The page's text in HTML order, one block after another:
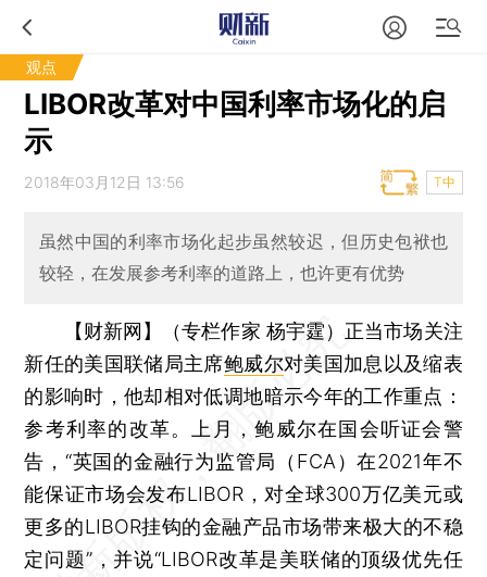
观点
LIBOR改革对中国利率市场化的启
示
2018年03月12日 13:56 T中
虽然中国的利率市场化起步虽然较迟，但历史包袱也
较轻，在发展参考利率的道路上，也许更有优势
【财新网】（专栏作家 杨宇霆） 正当市场关注
新任的美国联储局主席鲍威尔对美国加息以及缩表
的影响时，他却相对低调地暗示今年的工作重点：
参考利率的改革。上月，鲍威尔在国会听证会警
告，“英国的金融行为监管局（FCA）在2021年不
能保证市场会发布LIBOR，对全球300万亿美元或
更多的LIBOR挂钩的金融产品市场带来极大的不稳
定问题”，并说“LIBOR改革是美联储的顶级优先任